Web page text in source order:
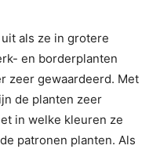
als ze in grotere
en borderplanten
zeer gewaardeerd. Met
de planten zeer
in welke kleuren ze
patronen planten. Als